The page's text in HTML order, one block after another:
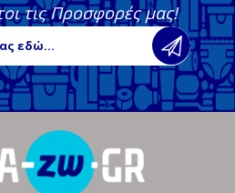
τις Προσφορές μας!